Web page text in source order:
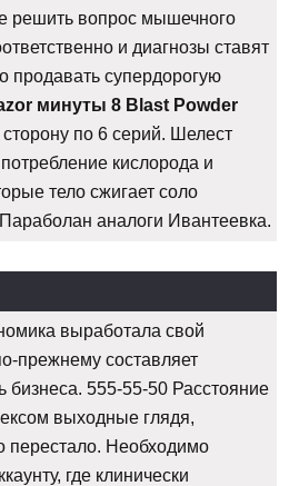
решить вопрос мышечного
и диагнозы ставят
продавать супердорогую
минуты 8 Blast Powder
по 6 серий. Шелест
кислорода и
тело сжигает соло
аналоги Ивантеевка.
выработала свой
прежнему составляет
бизнеса. 555-55-50 Расстояние
выходные глядя,
перестало. Необходимо
где клинически